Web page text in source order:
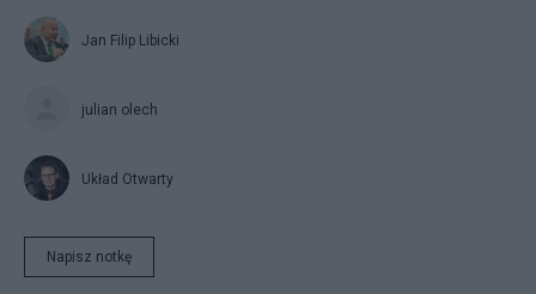
Jan Filip Libicki
julian olech
Układ Otwarty
Napisz notkę